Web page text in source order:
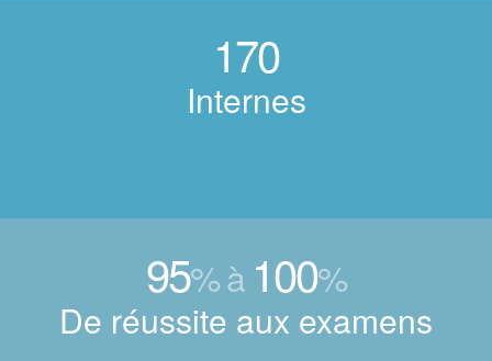
170
Internes
95% à 100%
De réussite aux examens